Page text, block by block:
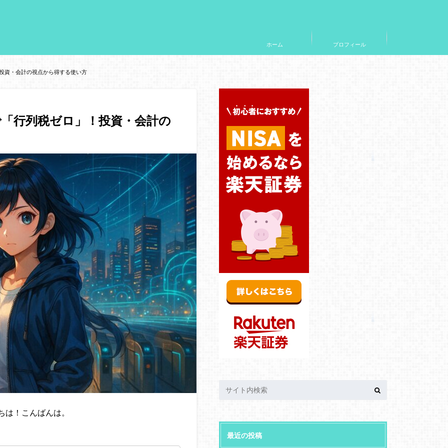
ホーム プロフィール
資・会計の視点から得する使い方
行列税ゼロ」！投資・会計の
！こんばんは。
最近の投稿